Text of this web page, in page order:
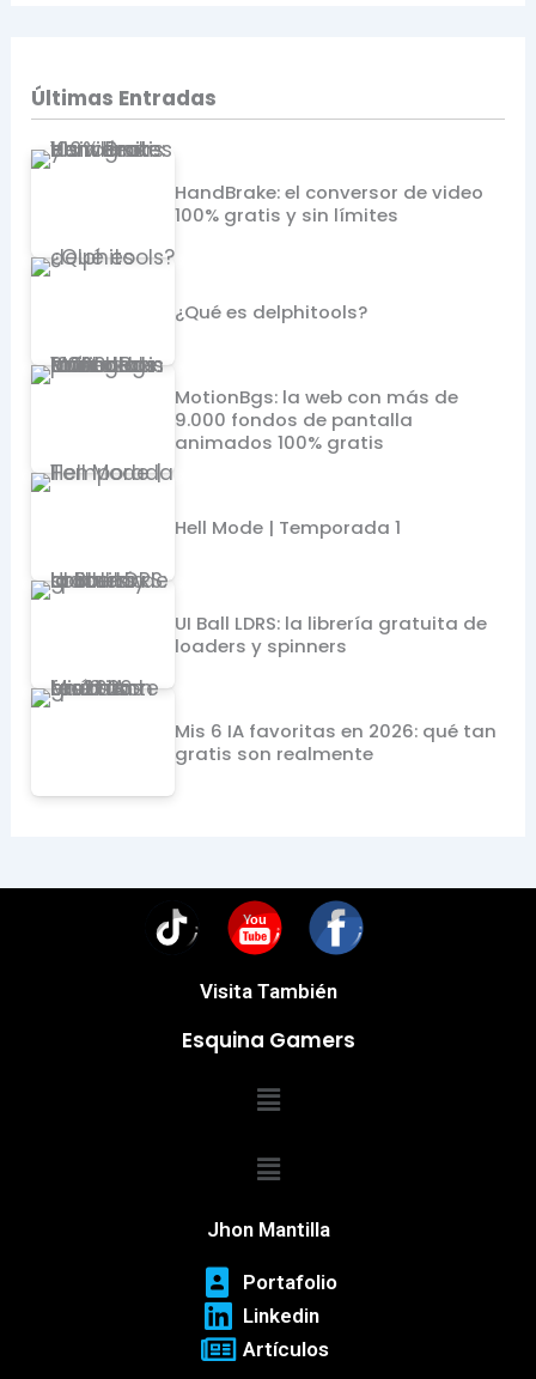
Últimas Entradas
HandBrake: el conversor de video
100% gratis y sin límites
¿Qué es delphitools?
MotionBgs: la web con más de
9.000 fondos de pantalla
animados 100% gratis
Hell Mode | Temporada 1
UI Ball LDRS: la librería gratuita de
loaders y spinners
Mis 6 IA favoritas en 2026: qué tan
gratis son realmente
You
Visita También
Esquina Gamers
Menú
Menú
Jhon Mantilla
Portafolio
Linkedin
Artículos